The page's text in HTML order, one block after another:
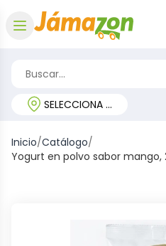
SELECCIONA TU REGIÓN
Inicio/Catálogo/
Yogurt en polvo sabor mango,